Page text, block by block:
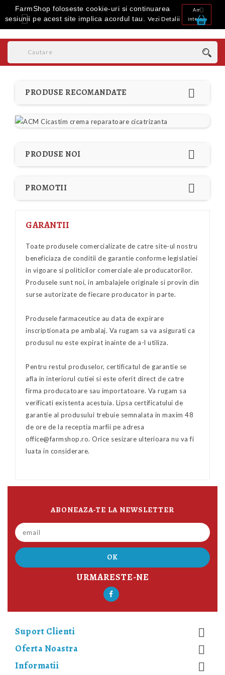

0
PRODUSE RECOMANDATE 
PRODUSE NOI 
PROMOTII 
GARANTII
Toate produsele comercializate de catre site-ul nostru
beneficiaza de conditii de garantie conforme legislatiei
in vigoare si politicilor comerciale ale producatorilor.
Produsele sunt noi, in ambalajele originale si provin din
surse autorizate de fiecare producator in parte.
Produsele farmaceutice au data de expirare
inscriptionata pe ambalaj. Va rugam sa va asigurati ca
produsul nu este expirat inainte de a-l utiliza.
Pentru restul produselor, certificatul de garantie se
afla in interiorul cutiei si este oferit direct de catre
firma producatoare sau importatoare. Va rugam sa
verificati existenta acestuia. Lipsa certificatului de
garantie al produsului trebuie semnalata in maxim 48
de ore de la receptia marfii pe adresa
office@farmshop.ro. Orice sesizare ulterioara nu va fi
luata in considerare.
ABONEAZA-TE LA NEWSLETTER
URMARESTE-NE
Suport Clienti 
Oferta Noastra 
Informatii 
FarmShop foloseste cookie-uri si continuarea
sesiunii pe acest site implica acordul tau. Vezi Detalii
Am
inteles